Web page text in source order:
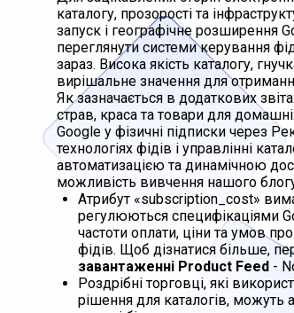
каталогу, прозорості та
запуск і географічне розширення
переглянути системи керування
зараз. Висока якість каталогу,
вирішальне значення для
Як зазначається в додаткових
страв, краса та товари для
Google у фізичні підписки через
технологіях фідів і управлінні
автоматизацією та динамічною
можливість вивчення нашого
Атрибут «subscription_cost»
регулюються специфікаціями
частоти оплати, ціни та умов
фідів. Щоб дізнатися більше,
завантаженні Product Feed -
Роздрібні торговці, які
рішення для каталогів, можуть